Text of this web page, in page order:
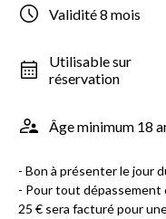
Validité 8 mois
Utilisable sur
réservation
Âge minimum 18
- Bon à présenter le jour
- Pour tout dépassement
25 € sera facturé pour